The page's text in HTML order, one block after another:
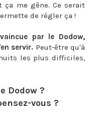
me gêne. Ce serait
de régler ça !
par le Dodow,
servir. Peut-être qu'à
les plus difficiles,
Dodow ?
vous ?